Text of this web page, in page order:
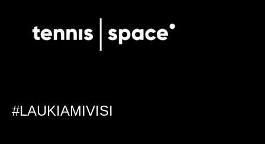
#LAUKIAMIVISI